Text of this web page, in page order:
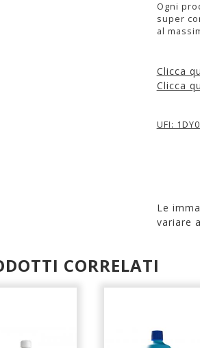
Ogni
super
al
Clicca
Clicca
UFI:
Le
variare
CORRELATI